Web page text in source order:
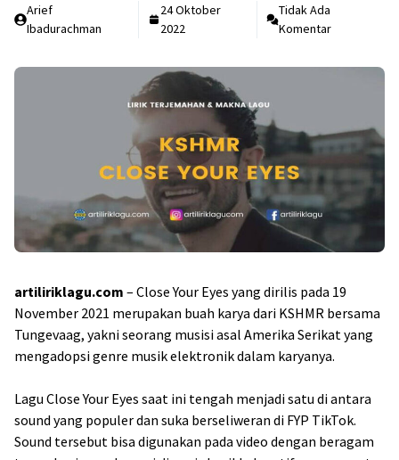
Arief
Ibadurachman
24 Oktober
2022
Tidak Ada
Komentar
artiliriklagu.com – Close Your Eyes yang dirilis pada 19
November 2021 merupakan buah karya dari KSHMR bersama
Tungevaag, yakni seorang musisi asal Amerika Serikat yang
mengadopsi genre musik elektronik dalam karyanya.
Lagu Close Your Eyes saat ini tengah menjadi satu di antara
sound yang populer dan suka berseliweran di FYP TikTok.
Sound tersebut bisa digunakan pada video dengan beragam